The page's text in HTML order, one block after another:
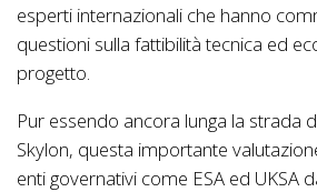
esperti internazionali che hanno
questioni sulla fattibilità tecnica ed
progetto.
Pur essendo ancora lunga la strada
Skylon, questa importante
enti governativi come ESA ed UKSA